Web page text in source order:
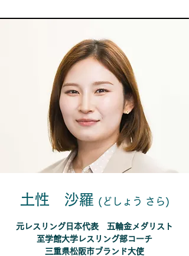
土性 沙羅 (どしょう さら)
元レスリング日本代表 五輪金メダリスト
至学館大学レスリング部コーチ
三重県松阪市ブランド大使